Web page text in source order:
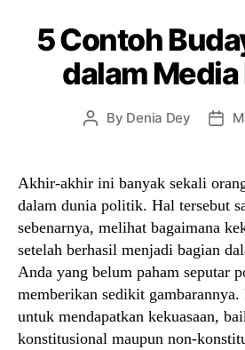
5 Contoh
dalam
Post
By Denia Dey
Post
Akhir-akhir ini banyak sekali
dalam dunia politik. Hal tersebut
sebenarnya, melihat bagaimana
setelah berhasil menjadi bagian
Anda yang belum paham seputar
memberikan sedikit
untuk mendapatkan kekuasaan,
konstitusional maupun non-